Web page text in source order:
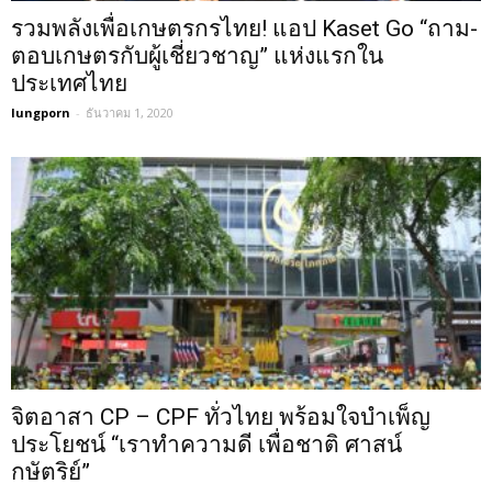
รวมพลังเพื่อเกษตรกรไทย! แอป Kaset Go “ถาม-
ตอบเกษตรกับผู้เชี่ยวชาญ” แห่งแรกใน
ประเทศไทย
lungporn - ธันวาคม 1, 2020
จิตอาสา CP – CPF ทั่วไทย พร้อมใจบำเพ็ญ
ประโยชน์ “เราทำความดี เพื่อชาติ ศาสน์
กษัตริย์”